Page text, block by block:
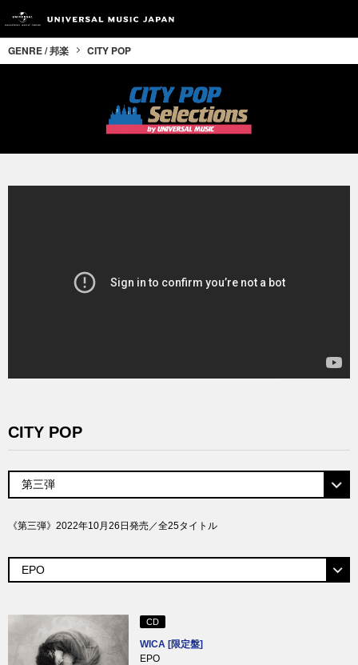
GENRE / 邦楽 CITY POP
CITY POP
《第三弾》2022年10月26日発売／全25タイトル
CD
WICA [限定盤]
EPO